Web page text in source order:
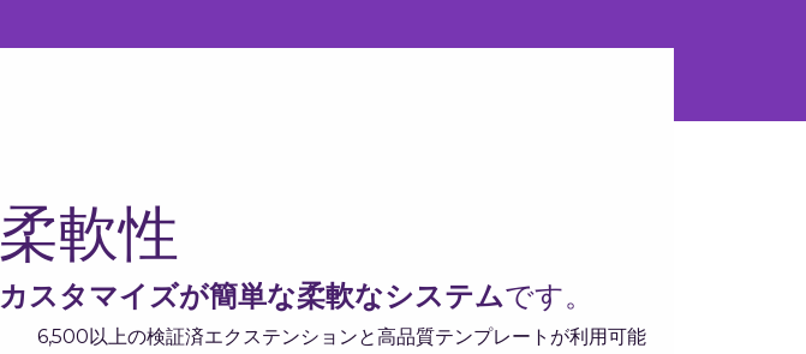
柔軟性
カスタマイズが簡単な柔軟なシステムです。
6,500以上の検証済エクステンションと高品質テンプレートが利用可能